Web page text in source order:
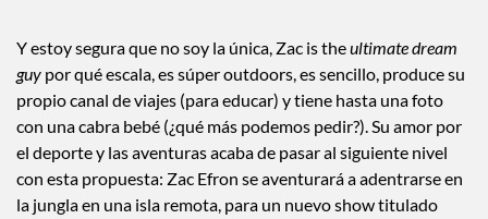
Y estoy segura que no soy la única, Zac is theultimate dream
guy por qué escala, es súper outdoors, es sencillo, produce su
propio canal de viajes (para educar) y tiene hasta una foto
con una cabra bebé (¿qué más podemos pedir?). Su amor por
el deporte y las aventuras acaba de pasar al siguiente nivel
con esta propuesta: Zac Efron se aventurará a adentrarse en
la jungla en una isla remota, para un nuevo show titulado